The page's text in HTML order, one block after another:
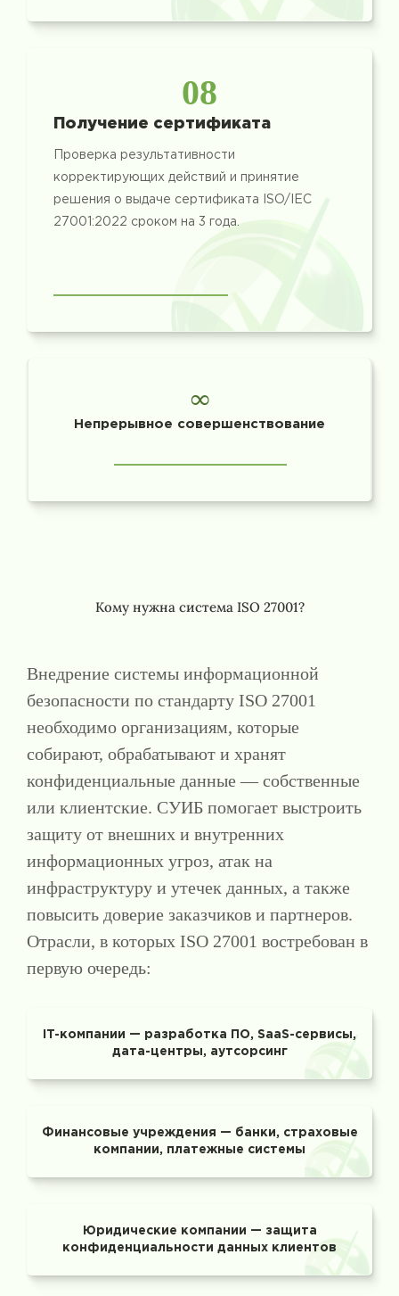
08
Получение сертификата
Проверка результативности
корректирующих действий и принятие
решения о выдаче сертификата ISO/IEC
27001:2022 сроком на 3 года.
∞
Непрерывное совершенствование
Кому нужна система ISO 27001?
Внедрение системы информационной
безопасности по стандарту ISO 27001
необходимо организациям, которые
собирают, обрабатывают и хранят
конфиденциальные данные — собственные
или клиентские. СУИБ помогает выстроить
защиту от внешних и внутренних
информационных угроз, атак на
инфраструктуру и утечек данных, а также
повысить доверие заказчиков и партнеров.
Отрасли, в которых ISO 27001 востребован в
первую очередь:
IT-компании — разработка ПО, SaaS-сервисы,
дата-центры, аутсорсинг
Финансовые учреждения — банки, страховые
компании, платежные системы
Юридические компании — защита
конфиденциальности данных клиентов